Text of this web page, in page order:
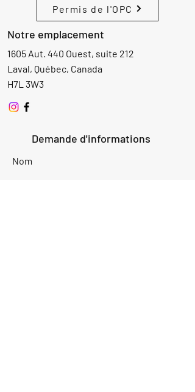
Permis de l'OPC
Notre emplacement
1605 Aut. 440 Ouest, suite 212
Laval, Québec, Canada
H7L 3W3
Demande d'informations
Nom